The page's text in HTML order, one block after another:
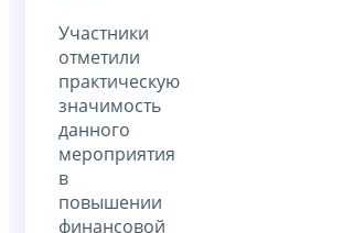
Участники
отметили
практическую
значимость
данного
мероприятия
в
повышении
финансовой